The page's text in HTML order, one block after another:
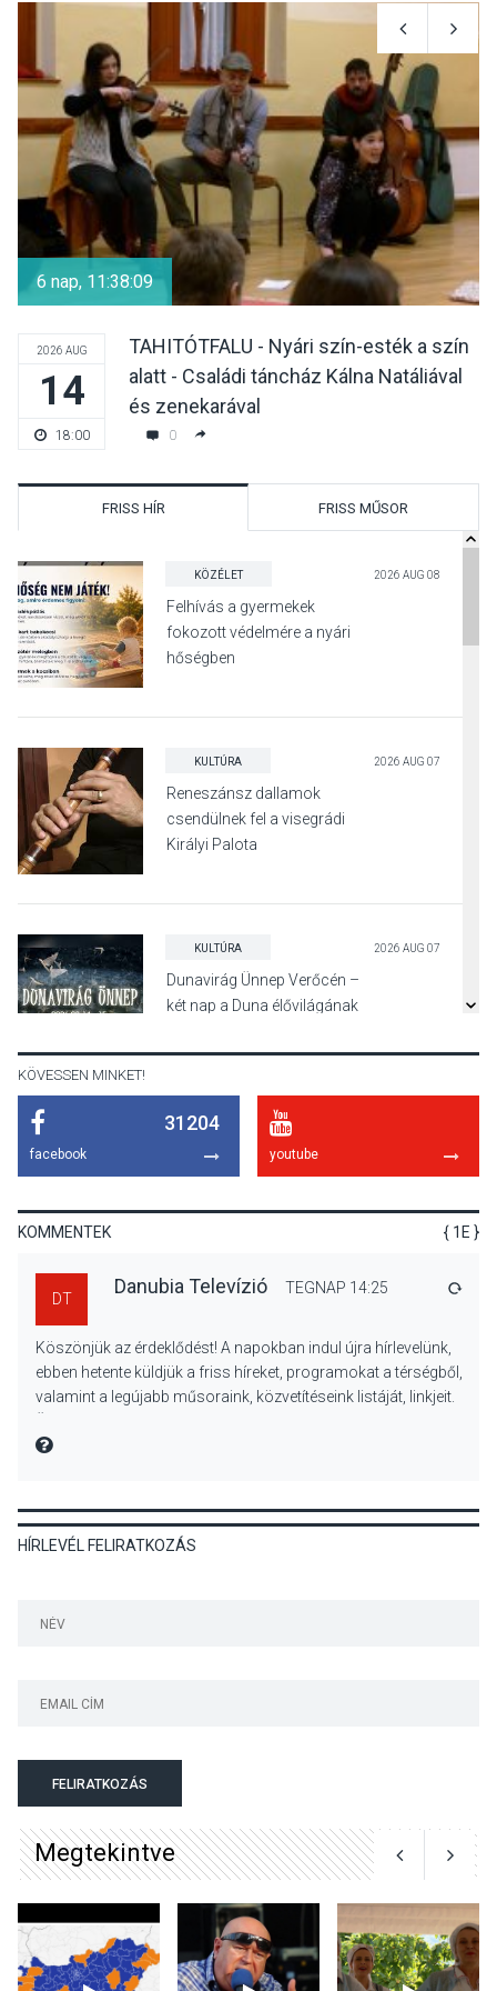
6 nap, 11:38:08
2026 AUG
14
18:00
TAHITÓTFALU - Nyári szín-esték a szín
alatt - Családi táncház Kálna Natáliával
és zenekarával
0
FRISS HÍR FRISS MŰSOR
KÖZÉLET 2026 AUG 08
Felhívás a gyermekek
fokozott védelmére a nyári
hőségben
KULTÚRA 2026 AUG 07
Reneszánsz dallamok
csendülnek fel a visegrádi
Királyi Palota
KULTÚRA 2026 AUG 07
Dunavirág Ünnep Verőcén –
két nap a Duna élővilágának
TERMÉSZETI KÖRNYEZET
A napokban is nő a
Mi a pszichológia, és miért
van rá szükségünk? –
Beszélgetés a Kacsakő
KULTÚRA 2026 AUG 06
Különleges csillagles lesz
Surány Fesztivált
KULTÚRA 2026 AUG 05
Mordái folk-rock koncert
lesz a pilismaróti Duna-
parton
KÖVESSEN MINKET!
31204
facebook youtube
KOMMENTEK { 1E }
DT
Danubia Televízió TEGNAP 14:25
Köszönjük az érdeklődést! A napokban indul újra hírlevelünk,
ebben hetente küldjük a friss híreket, programokat a térségből,
valamint a legújabb műsoraink, közvetítéseink listáját, linkjeit.
MIRE MONDTA
HÍRLEVÉL FELIRATKOZÁS
FELIRATKOZÁS
Megtekintve